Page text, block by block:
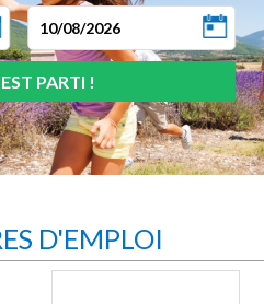
D'EMPLOI